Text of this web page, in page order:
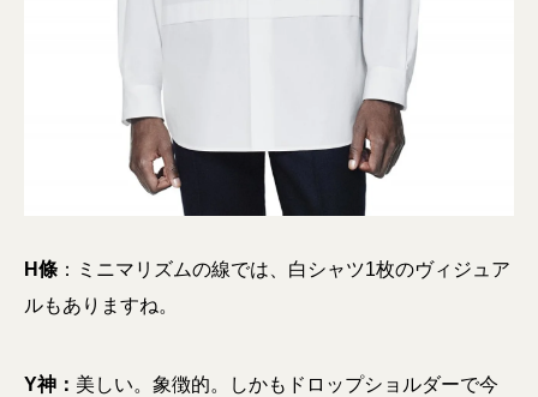
H條 ：ミニマリズムの線では、白シャツ1枚のヴィジュア
ルもありますね。
Y神： 美しい。象徴的。しかもドロップショルダーで今